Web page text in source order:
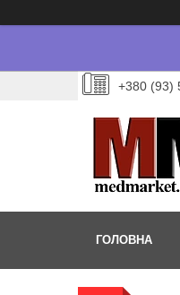
+380 (93)
ГОЛОВНА